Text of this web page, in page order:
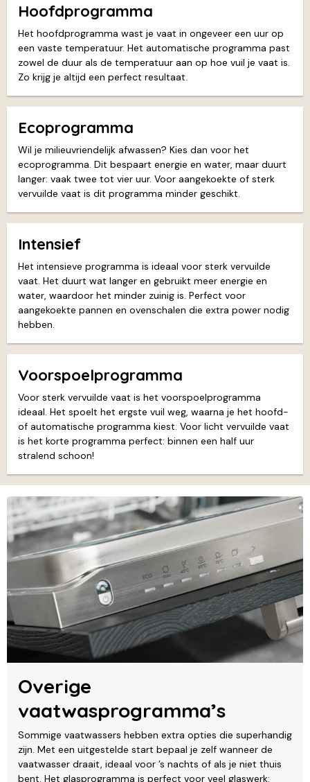
Hoofdprogramma
Het hoofdprogramma wast je vaat in ongeveer een uur op
een vaste temperatuur. Het automatische programma past
zowel de duur als de temperatuur aan op hoe vuil je vaat is.
Zo krijg je altijd een perfect resultaat.
Ecoprogramma
Wil je milieuvriendelijk afwassen? Kies dan voor het
ecoprogramma. Dit bespaart energie en water, maar duurt
langer: vaak twee tot vier uur. Voor aangekoekte of sterk
vervuilde vaat is dit programma minder geschikt.
Intensief
Het intensieve programma is ideaal voor sterk vervuilde
vaat. Het duurt wat langer en gebruikt meer energie en
water, waardoor het minder zuinig is. Perfect voor
aangekoekte pannen en ovenschalen die extra power nodig
hebben.
Voorspoelprogramma
Voor sterk vervuilde vaat is het voorspoelprogramma
ideaal. Het spoelt het ergste vuil weg, waarna je het hoofd-
of automatische programma kiest. Voor licht vervuilde vaat
is het korte programma perfect: binnen een half uur
stralend schoon!
Overige
vaatwasprogramma’s
Sommige vaatwassers hebben extra opties die superhandig
zijn. Met een uitgestelde start bepaal je zelf wanneer de
vaatwasser draait, ideaal voor ’s nachts of als je niet thuis
bent. Het glasprogramma is perfect voor veel glaswerk: